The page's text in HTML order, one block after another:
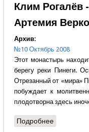
Клим Рогалёв
Артемия
Архив:
№10 Октябрь 2008
Этот монастырь
берегу реки Пинеги.
Отрезанный от «мира»
побуждает к
плодотворна здесь
Подробнеео Клим